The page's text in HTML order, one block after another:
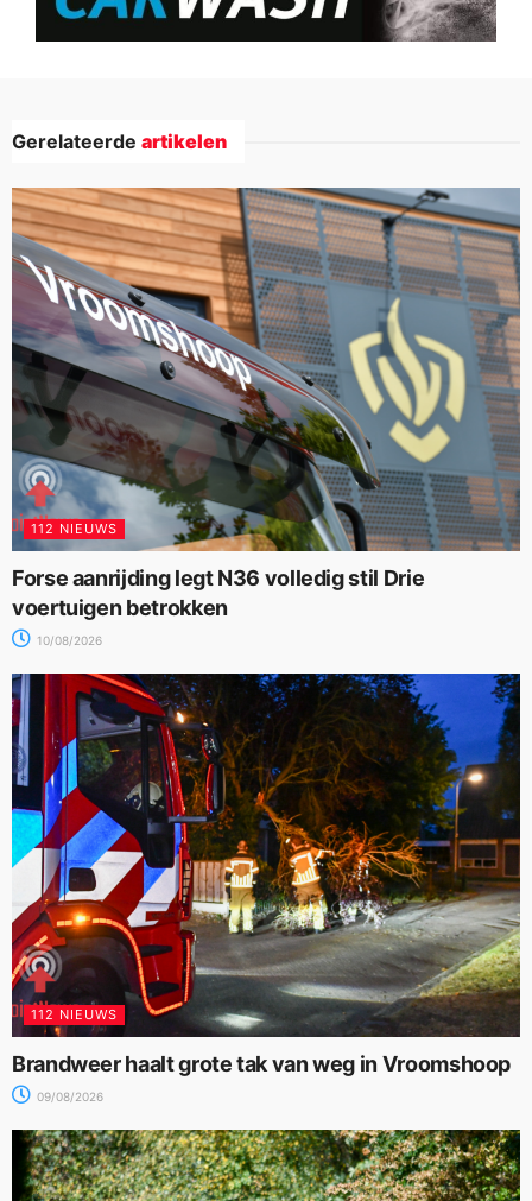
Gerelateerde artikelen
112 NIEUWS
Forse aanrijding legt N36 volledig stil Drie
voertuigen betrokken
10/08/2026
112 NIEUWS
Brandweer haalt grote tak van weg in Vroomshoop
09/08/2026